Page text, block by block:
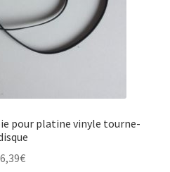
pour platine vinyle tourne-
6,39€